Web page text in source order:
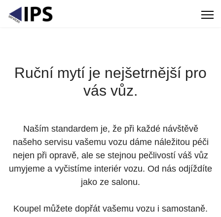
Ruční mytí je nejšetrnější pro
vás vůz.
Naším standardem je, že při každé návštěvě
našeho servisu vašemu vozu dáme náležitou péči
nejen při opravě, ale se stejnou pečlivostí váš vůz
umyjeme a vyčistíme interiér vozu. Od nás odjíždíte
jako ze salonu.
Koupel můžete dopřát vašemu vozu i samostaně.